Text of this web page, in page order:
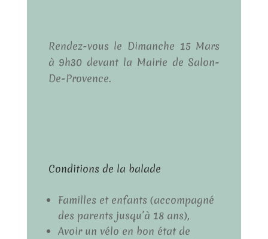
Rendez-vous le Dimanche 15 Mars
à 9h30 devant la Mairie de Salon-
De-Provence.
Conditions de la balade
Familles et enfants (accompagné
des parents jusqu’à 18 ans),
Avoir un vélo en bon état de